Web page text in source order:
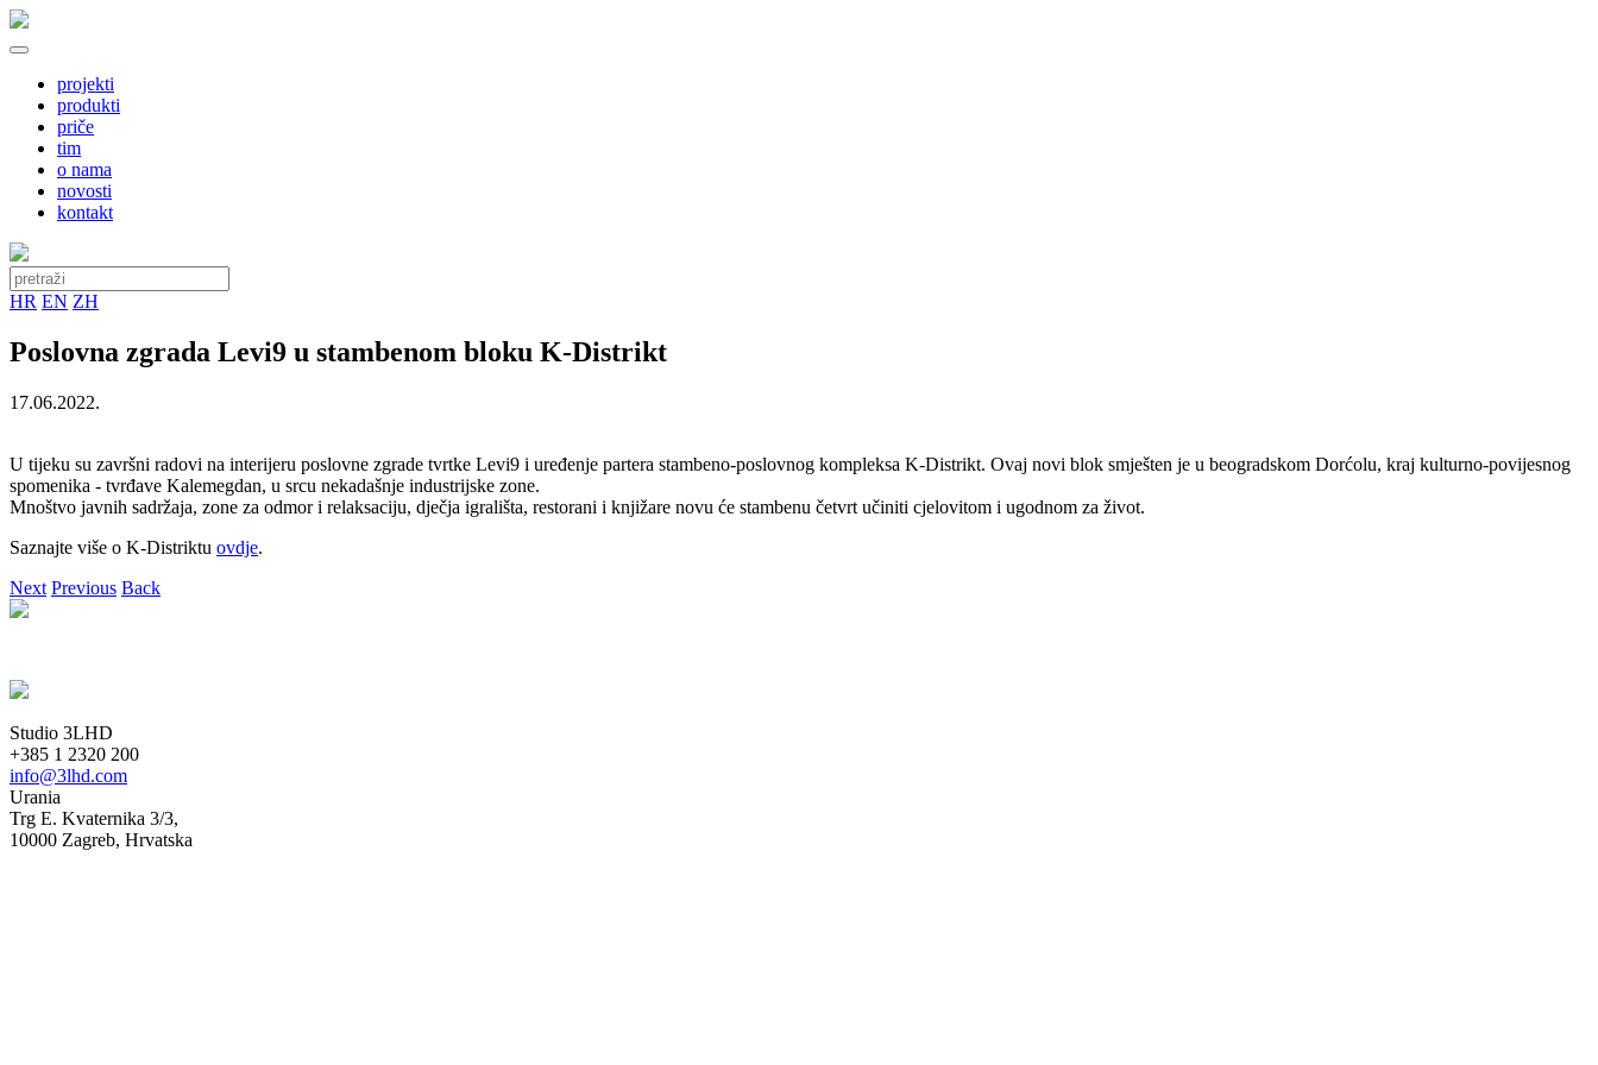
projekti
produkti
priče
tim
o nama
novosti
kontakt
HR EN ZH
Poslovna zgrada Levi9 u stambenom bloku K-Distrikt
17.06.2022.
U tijeku su završni radovi na interijeru poslovne zgrade tvrtke Levi9 i uređenje partera stambeno-poslovnog kompleksa K-Distrikt. Ovaj novi blok smješten je u beogradskom Dorćolu, kraj kulturno-povijesnog
spomenika - tvrđave Kalemegdan, u srcu nekadašnje industrijske zone.
Mnoštvo javnih sadržaja, zone za odmor i relaksaciju, dječja igrališta, restorani i knjižare novu će stambenu četvrt učiniti cjelovitom i ugodnom za život.
Saznajte više o K-Distriktu ovdje.
Next Previous Back
Studio 3LHD
+385 1 2320 200
info@3lhd.com
Urania
Trg E. Kvaternika 3/3,
10000 Zagreb, Hrvatska